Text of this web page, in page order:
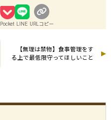
Pocket LINE URLコピー
【無理は禁物】食事管理をす
る上で最低限守ってほしいこと